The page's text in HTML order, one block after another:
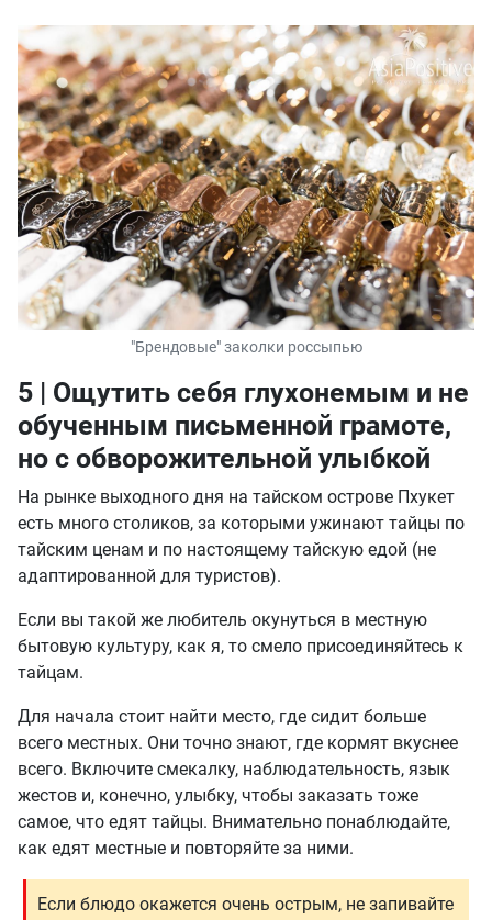
"Брендовые" заколки россыпью
5 | Ощутить себя глухонемым и не
обученным письменной грамоте,
но с обворожительной улыбкой
На рынке выходного дня на тайском острове Пхукет
есть много столиков, за которыми ужинают тайцы по
тайским ценам и по настоящему тайскую едой (не
адаптированной для туристов).
Если вы такой же любитель окунуться в местную
бытовую культуру, как я, то смело присоединяйтесь к
тайцам.
Для начала стоит найти место, где сидит больше
всего местных. Они точно знают, где кормят вкуснее
всего. Включите смекалку, наблюдательность, язык
жестов и, конечно, улыбку, чтобы заказать тоже
самое, что едят тайцы. Внимательно понаблюдайте,
как едят местные и повторяйте за ними.
Если блюдо окажется очень острым, не запивайте